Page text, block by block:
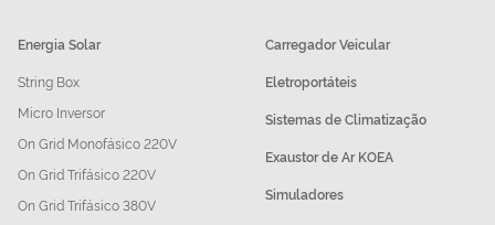
Energia Solar
String Box
Micro Inversor
On Grid Monofásico 220V
On Grid Trifásico 220V
On Grid Trifásico 380V
Carregador Veicular
Eletroportáteis
Sistemas de Climatização
Exaustor de Ar KOEA
Simuladores